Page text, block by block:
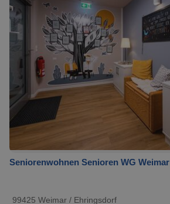
Seniorenwohnen Senioren WG Weimar
99425 Weimar / Ehringsdorf